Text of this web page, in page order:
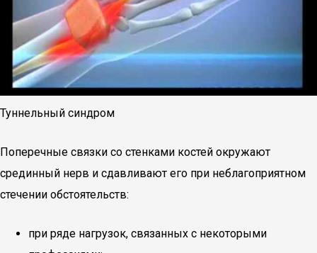
Туннельный синдром
Поперечные связки со стенками костей окружают
срединный нерв и сдавливают его при неблагоприятном
стечении обстоятельств:
при ряде нагрузок, связанных с некоторыми